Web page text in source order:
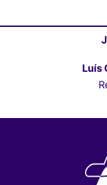
Luís